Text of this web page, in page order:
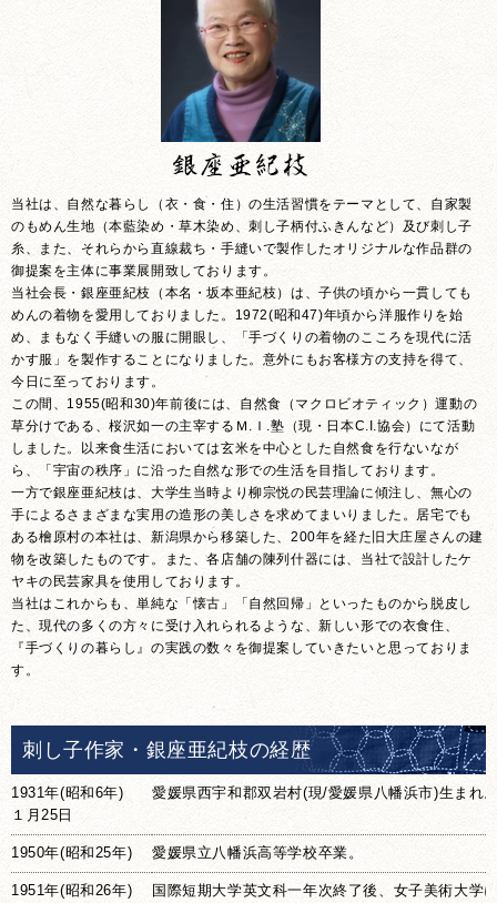
当社は、自然な暮らし（衣・食・住）の生活習慣をテーマとして、自家製
のもめん生地（本藍染め・草木染め、刺し子柄付ふきんなど）及び刺し子
糸、また、それらから直線裁ち・手縫いで製作したオリジナルな作品群の
御提案を主体に事業展開致しております。
当社会長・銀座亜紀枝（本名・坂本亜紀枝）は、子供の頃から一貫しても
めんの着物を愛用しておりました。1972(昭和47)年頃から洋服作りを始
め、まもなく手縫いの服に開眼し、「手づくりの着物のこころを現代に活
かす服」を製作することになりました。意外にもお客様方の支持を得て、
今日に至っております。
この間、1955(昭和30)年前後には、自然食（マクロビオティック）運動の
草分けである、桜沢如一の主宰するＭ.Ｉ.塾（現・日本C.I.協会）にて活動
しました。以来食生活においては玄米を中心とした自然食を行ないなが
ら、「宇宙の秩序」に沿った自然な形での生活を目指しております。
一方で銀座亜紀枝は、大学生当時より柳宗悦の民芸理論に傾注し、無心の
手によるさまざまな実用の造形の美しさを求めてまいりました。居宅でも
ある檜原村の本社は、新潟県から移築した、200年を経た旧大庄屋さんの建
物を改築したものです。また、各店舗の陳列什器には、当社で設計したケ
ヤキの民芸家具を使用しております。
当社はこれからも、単純な「懐古」「自然回帰」といったものから脱皮し
た、現代の多くの方々に受け入れられるような、新しい形での衣食住、
『手づくりの暮らし』の実践の数々を御提案していきたいと思っておりま
す。
刺し子作家・銀座亜紀枝の経歴
1931年(昭和6年)
１月25日
愛媛県西宇和郡双岩村(現/愛媛県八幡浜市)生まれ
1950年(昭和25年) 愛媛県立八幡浜高等学校卒業。
1951年(昭和26年) 国際短期大学英文科一年次終了後、女子美術大学